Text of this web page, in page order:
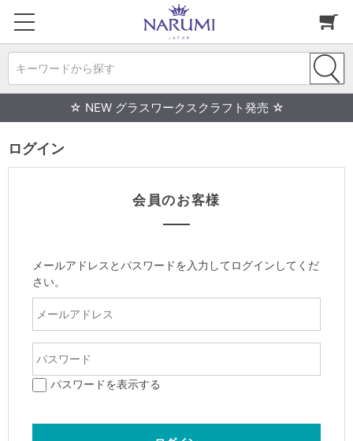
キーワードから探す
☆ NEW グラスワークスクラフト発売 ☆
ログイン
会員のお客様
メールアドレスとパスワードを入力してログインしてくだ
さい。
パスワードを表示する